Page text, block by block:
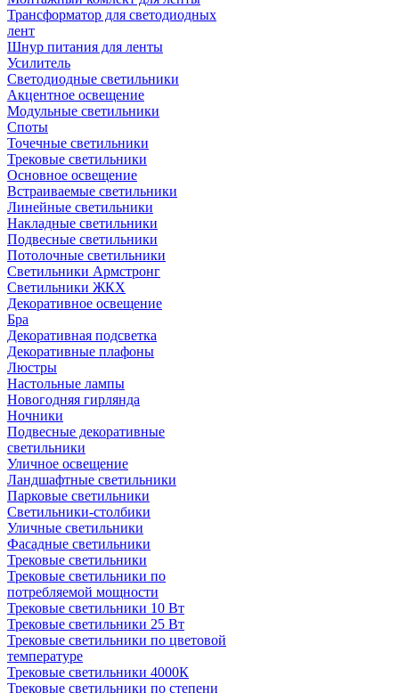
Трансформатор для светодиодных
лент
Шнур питания для ленты
Усилитель
Светодиодные светильники
Акцентное освещение
Модульные светильники
Споты
Точечные светильники
Трековые светильники
Основное освещение
Встраиваемые светильники
Линейные светильники
Накладные светильники
Подвесные светильники
Потолочные светильники
Светильники Армстронг
Светильники ЖКХ
Декоративное освещение
Бра
Декоративная подсветка
Декоративные плафоны
Люстры
Настольные лампы
Новогодняя гирлянда
Ночники
Подвесные декоративные
светильники
Уличное освещение
Ландшафтные светильники
Парковые светильники
Светильники-столбики
Уличные светильники
Фасадные светильники
Трековые светильники
Трековые светильники по
потребляемой мощности
Трековые светильники 10 Вт
Трековые светильники 25 Вт
Трековые светильники по цветовой
температуре
Трековые светильники 4000К
Трековые светильники по степени